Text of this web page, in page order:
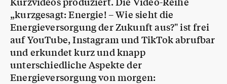
„kurzgesagt: Energie! – Wie sieht die
Energieversorgung der Zukunft aus?" ist frei
auf YouTube, Instagram und TikTok abrufbar
und erkundet kurz und knapp
unterschiedliche Aspekte der
Energieversorgung von morgen: